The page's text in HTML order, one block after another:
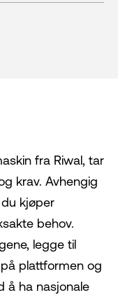
fra Riwal, tar
krav. Avhengig
kjøper
behov.
legge til
plattformen og
å ha nasjonale